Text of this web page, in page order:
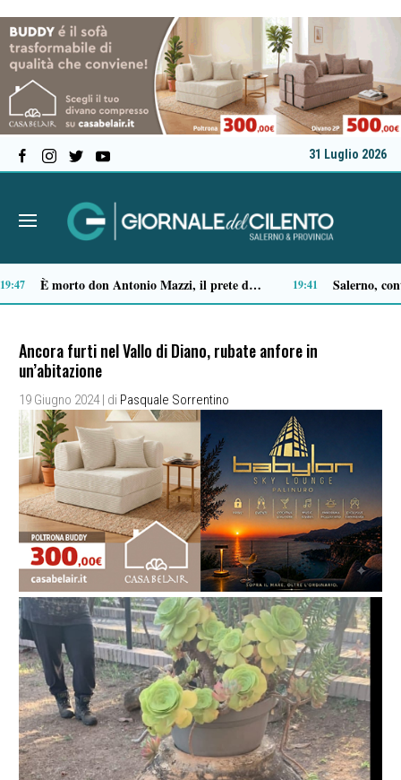
31 Luglio 2026
Castellabate, Spinelli e Di Luccia uniscono le forze in vista delle comunali 2027 13:32 Ascea, Pietro D’Angiolillo: «La nuova giunta guarda al futuro, con gli occhi del passato»
Ancora furti nel Vallo di Diano, rubate anfore in
un’abitazione
19 Giugno 2024 | di Pasquale Sorrentino